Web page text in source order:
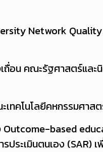
Network
ถื่อน คณะรัฐศาสตร์และ
ทคโนโลยีคหกรรมศาส
Outcome-based
ประเมินตนเอง (SAR)